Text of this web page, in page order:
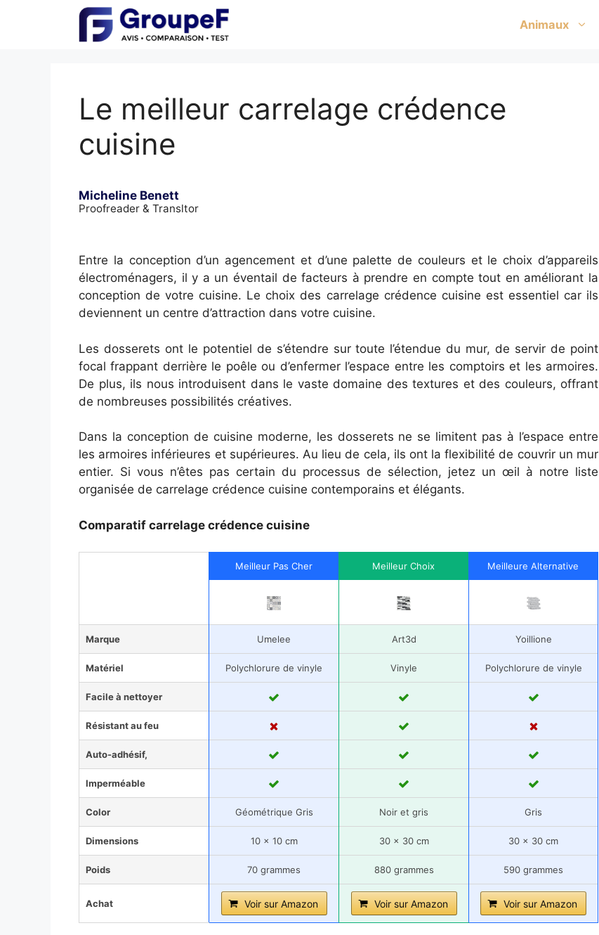
Animaux
Le meilleur carrelage crédence
cuisine
Micheline Benett
Proofreader & Transltor
Entre la conception d’un agencement et d’une palette de couleurs et le choix d’appareils
électroménagers, il y a un éventail de facteurs à prendre en compte tout en améliorant la
conception de votre cuisine. Le choix des carrelage crédence cuisine est essentiel car ils
deviennent un centre d’attraction dans votre cuisine.
Les dosserets ont le potentiel de s’étendre sur toute l’étendue du mur, de servir de point
focal frappant derrière le poêle ou d’enfermer l’espace entre les comptoirs et les armoires.
De plus, ils nous introduisent dans le vaste domaine des textures et des couleurs, offrant
de nombreuses possibilités créatives.
Dans la conception de cuisine moderne, les dosserets ne se limitent pas à l’espace entre
les armoires inférieures et supérieures. Au lieu de cela, ils ont la flexibilité de couvrir un mur
entier. Si vous n’êtes pas certain du processus de sélection, jetez un œil à notre liste
organisée de carrelage crédence cuisine contemporains et élégants.
Comparatif carrelage crédence cuisine
Meilleur Pas Cher Meilleur Choix Meilleure Alternative
Marque Umelee Art3d Yoillione
Matériel Polychlorure de vinyle Vinyle Polychlorure de vinyle
Facile à nettoyer
Résistant au feu
Auto-adhésif,
Imperméable
Color Géométrique Gris Noir et gris Gris
Dimensions 10 x 10 cm 30 x 30 cm 30 x 30 cm
Poids 70 grammes 880 grammes 590 grammes
Achat Voir sur Amazon Voir sur Amazon Voir sur Amazon